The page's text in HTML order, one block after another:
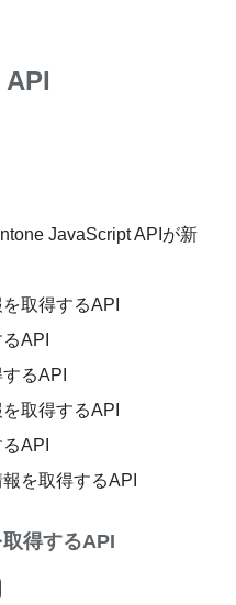
JavaScript APIが新
取得するAPI
API
るAPI
取得するAPI
API
を取得するAPI
得するAPI